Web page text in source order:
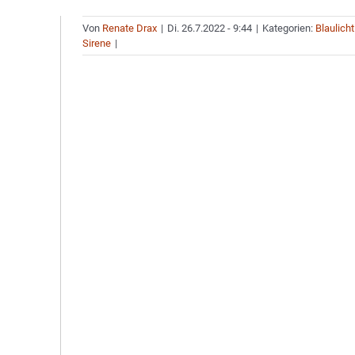
Von Renate Drax | Di. 26.7.2022 - 9:44 | Kategorien:
Sirene |